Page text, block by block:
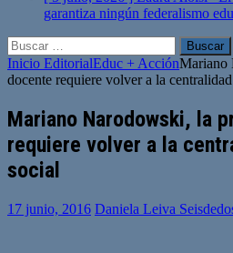
garantiza ningún federalismo
Buscar:
Inicio EditorialEduc + AcciónMariano
docente requiere volver a la
Mariano Narodowski, la
requiere volver a la
social
17 junio, 2016 Daniela Leiva